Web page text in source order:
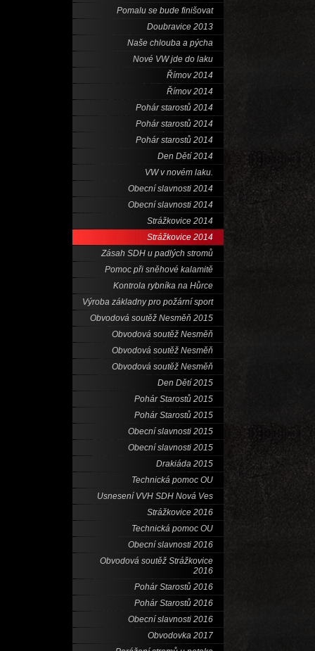
Pomalu se bude finišovat
Doubravice 2013
Naše chlouba a pýcha
Nové VW jde do laku
Římov 2014
Římov 2014
Pohár starostů 2014
Pohár starostů 2014
Pohár starostů 2014
Den Dětí 2014
VW v novém laku.
Obecní slavnosti 2014
Obecní slavnosti 2014
Strážkovice 2014
Strážkovice 2014
Zásah SDH u padlých stromů
Pomoc při sněhové kalamitě
Kontrola rybníka na Hůrce
Výroba základny pro požární sport
Obvodová soutěž Nesměň 2015
Obvodová soutěž Nesměň
Obvodová soutěž Nesměň
Obvodová soutěž Nesměň
Den Dětí 2015
Pohár Starostů 2015
Pohár Starostů 2015
Obecní slavnosti 2015
Obecní slavnosti 2015
Drakiáda 2015
Technická pomoc OU
Usnesení VVH SDH Nová Ves
Strážkovice 2016
Technická pomoc OU
Obecní slavnosti 2016
Obvodová soutěž Strážkovice
2016
Pohár Starostů 2016
Pohár Starostů 2016
Obecní slavnosti 2016
Obvodovka 2017